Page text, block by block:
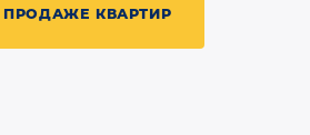
ПРОДАЖЕ КВАРТИР